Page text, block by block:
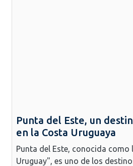
Punta del Este, un
en la Costa Uruguaya
Punta del Este, conocida como
Uruguay", es uno de los